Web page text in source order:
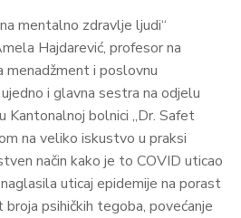
mentalno zdravlje ljudi“
Hajdarević, profesor na
i poslovnu
i glavna sestra na odjelu
Kantonalnoj bolnici „Dr. Safet
na veliko iskustvo u praksi
način kako je to COVID uticao
uticaj epidemije na porast
psihičkih tegoba, povećanje